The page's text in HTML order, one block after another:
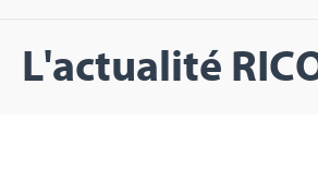
L'actualité